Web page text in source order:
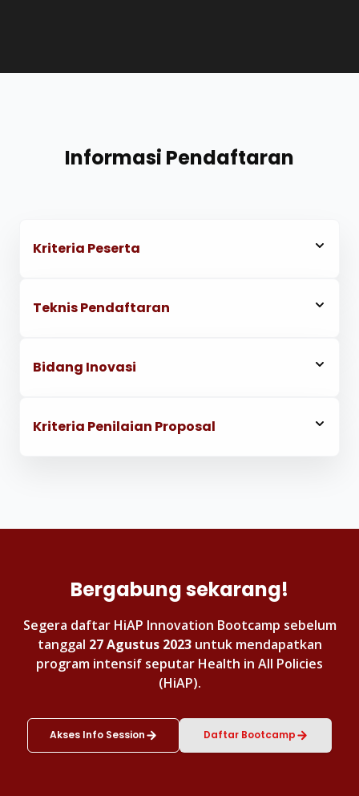
Informasi Pendaftaran
Kriteria Peserta
Teknis Pendaftaran
Bidang Inovasi
Kriteria Penilaian Proposal
Bergabung sekarang!
Segera daftar HiAP Innovation Bootcamp sebelum
tanggal 27 Agustus 2023 untuk mendapatkan
program intensif seputar Health in All Policies
(HiAP).
Akses Info Session Daftar Bootcamp